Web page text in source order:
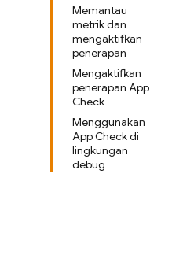
Memantau
metrik dan
mengaktifkan
penerapan
Mengaktifkan
penerapan App
Check
Menggunakan
App Check di
lingkungan
debug